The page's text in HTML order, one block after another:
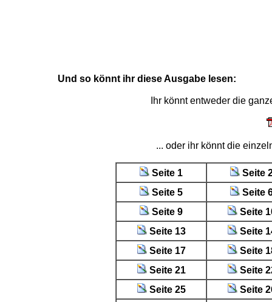
Und so könnt ihr diese Ausgabe lesen:
Ihr könnt entweder die
... oder ihr könnt die
Seite 1
Seite
Seite 5
Seite
Seite 9
Seite
Seite 13
Seite
Seite 17
Seite
Seite 21
Seite
Seite 25
Seite